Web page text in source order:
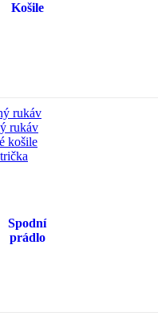
Košile
rukáv
rukáv
košile
Spodní
prádlo